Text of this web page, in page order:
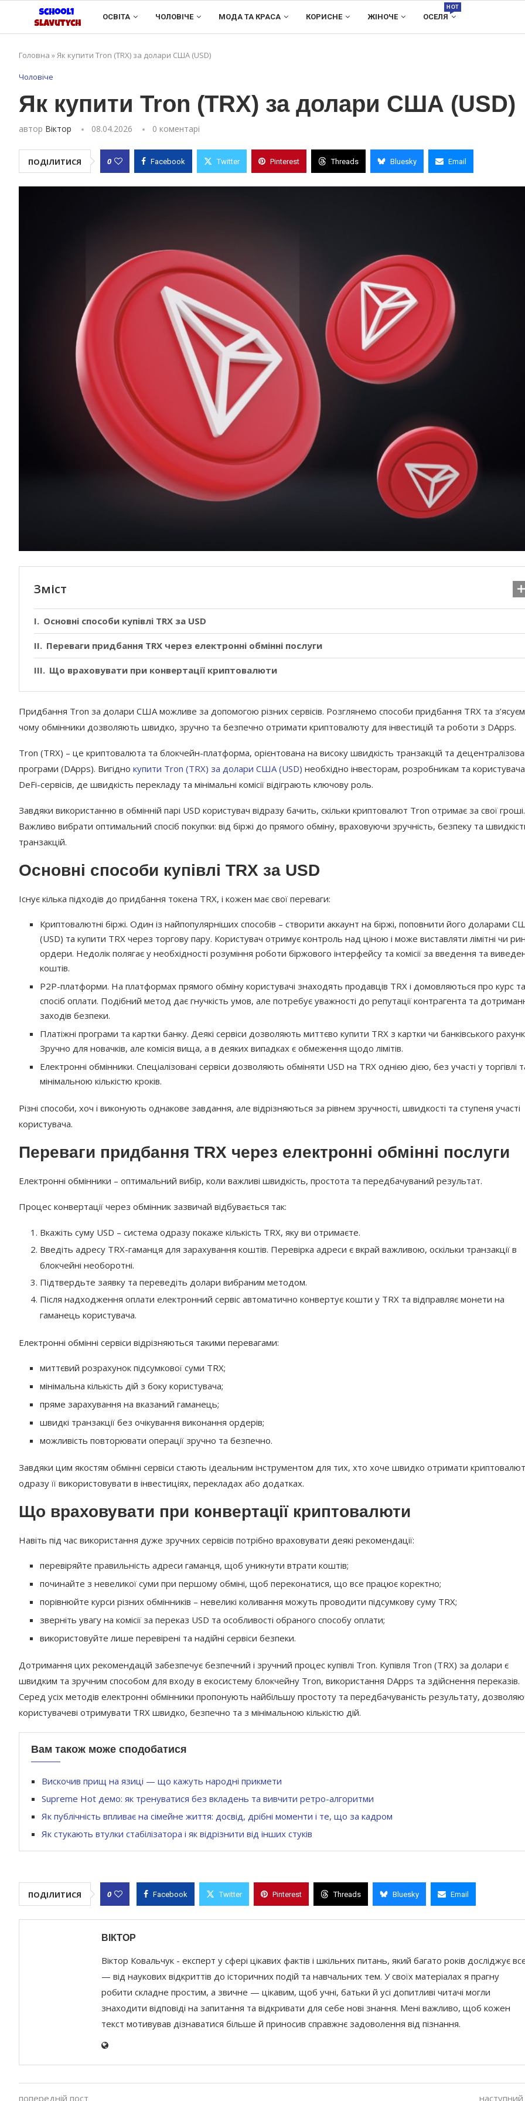
ОСВІТА ЧОЛОВІЧЕ МОДА ТА КРАСА КОРИСНЕ ЖІНОЧЕ ОСЕЛЯ
HOT
Головна »Як купити Tron (TRX) за долари США (USD)
Чоловіче
Як купити Tron (TRX) за долари США (USD)
автор Віктор 08.04.2026 0 коментарі
ПОДІЛИТИСЯ 0 Facebook Twitter Pinterest Threads Bluesky Email
Зміст
Основні способи купівлі TRX за USD
Переваги придбання TRX через електронні обмінні послуги
Що враховувати при конвертації криптовалюти
Придбання Tron за долари США можливе за допомогою різних сервісів. Розглянемо способи придбання TRX та
чому обмінники дозволяють швидко, зручно та безпечно отримати криптовалюту для інвестицій та роботи з DApps.
Tron (TRX) – це криптовалюта та блокчейн-платформа, орієнтована на високу швидкість транзакцій та
програми (DApps). Вигідно купити Tron (TRX) за долари США (USD) необхідно інвесторам, розробникам та
DeFi-сервісів, де швидкість перекладу та мінімальні комісії відіграють ключову роль.
Завдяки використанню в обмінній парі USD користувач відразу бачить, скільки криптовалют Tron отримає за свої гроші.
Важливо вибрати оптимальний спосіб покупки: від біржі до прямого обміну, враховуючи зручність, безпеку та
транзакцій.
Основні способи купівлі TRX за USD
Існує кілька підходів до придбання токена TRX, і кожен має свої переваги:
Криптовалютні біржі. Один із найпопулярніших способів – створити аккаунт на біржі, поповнити його доларами
(USD) та купити TRX через торгову пару. Користувач отримує контроль над ціною і може виставляти лімітні чи
ордери. Недолік полягає у необхідності розуміння роботи біржового інтерфейсу та комісії за введення та
коштів.
P2P-платформи. На платформах прямого обміну користувачі знаходять продавців TRX і домовляються про курс та
спосіб оплати. Подібний метод дає гнучкість умов, але потребує уважності до репутації контрагента та
заходів безпеки.
Платіжні програми та картки банку. Деякі сервіси дозволяють миттєво купити TRX з картки чи банківського
Зручно для новачків, але комісія вища, а в деяких випадках є обмеження щодо лімітів.
Електронні обмінники. Спеціалізовані сервіси дозволяють обміняти USD на TRX однією дією, без участі у торгівлі
мінімальною кількістю кроків.
Різні способи, хоч і виконують однакове завдання, але відрізняються за рівнем зручності, швидкості та ступеня участі
користувача.
Переваги придбання TRX через електронні обмінні послуги
Електронні обмінники – оптимальний вибір, коли важливі швидкість, простота та передбачуваний результат.
Процес конвертації через обмінник зазвичай відбувається так:
Вкажіть суму USD – система одразу покаже кількість TRX, яку ви отримаєте.
Введіть адресу TRX-гаманця для зарахування коштів. Перевірка адреси є вкрай важливою, оскільки транзакції в
блокчейні необоротні.
Підтвердьте заявку та переведіть долари вибраним методом.
Після надходження оплати електронний сервіс автоматично конвертує кошти у TRX та відправляє монети на
гаманець користувача.
Електронні обмінні сервіси відрізняються такими перевагами:
миттєвий розрахунок підсумкової суми TRX;
мінімальна кількість дій з боку користувача;
пряме зарахування на вказаний гаманець;
швидкі транзакції без очікування виконання ордерів;
можливість повторювати операції зручно та безпечно.
Завдяки цим якостям обмінні сервіси стають ідеальним інструментом для тих, хто хоче швидко отримати
одразу її використовувати в інвестиціях, перекладах або додатках.
Що враховувати при конвертації криптовалюти
Навіть під час використання дуже зручних сервісів потрібно враховувати деякі рекомендації:
перевіряйте правильність адреси гаманця, щоб уникнути втрати коштів;
починайте з невеликої суми при першому обміні, щоб переконатися, що все працює коректно;
порівнюйте курси різних обмінників – невеликі коливання можуть проводити підсумкову суму TRX;
зверніть увагу на комісії за переказ USD та особливості обраного способу оплати;
використовуйте лише перевірені та надійні сервіси безпеки.
Дотримання цих рекомендацій забезпечує безпечний і зручний процес купівлі Tron. Купівля Tron (TRX) за долари є
швидким та зручним способом для входу в екосистему блокчейну Tron, використання DApps та здійснення переказів.
Серед усіх методів електронні обмінники пропонують найбільшу простоту та передбачуваність результату,
користувачеві отримувати TRX швидко, безпечно та з мінімальною кількістю дій.
Вам також може сподобатися
Вискочив прищ на язиці — що кажуть народні прикмети
Supreme Hot демо: як тренуватися без вкладень та вивчити ретро-алгоритми
Як публічність впливає на сімейне життя: досвід, дрібні моменти і те, що за кадром
Як стукають втулки стабілізатора і як відрізнити від інших стуків
ПОДІЛИТИСЯ 0 Facebook Twitter Pinterest Threads Bluesky Email
ВІКТОР
Віктор Ковальчук - експерт у сфері цікавих фактів і шкільних питань, який багато років досліджує
— від наукових відкриттів до історичних подій та навчальних тем. У своїх матеріалах я прагну
робити складне простим, а звичне — цікавим, щоб учні, батьки й усі допитливі читачі могли
знаходити відповіді на запитання та відкривати для себе нові знання. Мені важливо, щоб кожен
текст мотивував дізнаватися більше й приносив справжнє задоволення від пізнання.
попередній пост
Цікаві факти про
21.11.2025